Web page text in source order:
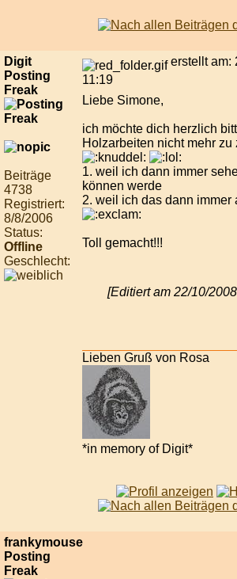
Digit
Posting
Freak
Beiträge
4738
Registriert:
8/8/2006
Status:
Offline
Geschlecht:
erstellt am:
11:19
Liebe Simone,
ich möchte dich herzlich
Holzarbeiten nicht mehr zu
1. weil ich dann immer
können werde
2. weil ich das dann immer
Toll gemacht!!!
[Editiert am 22/10/
Lieben Gruß von Rosa
*in memory of Digit*
frankymouse
Posting
Freak